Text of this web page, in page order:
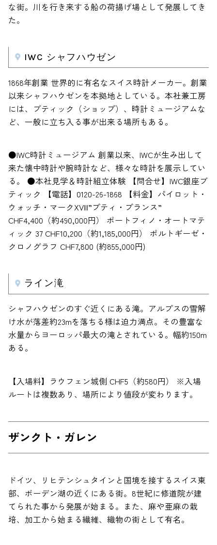
な街。川を行き来する船の荷揚げ場として発展してき
た。
IWC シャフハウゼン
1868年創業 世界的に有名なスイス時計メーカー。創業
以来シャフハウゼンを本拠地としている。本社兼工房
には、ブティック（ショップ）、時計ミュージアムな
ど、一般に立ち入る事が出来る場所もある。
●IWC時計ミュージアム 創業以来、IWCが生み出して
来た懐中時計や腕時計など、様々な時計を展示してい
る。 ●本社見学＆時計組立体験 【問合せ】IWC銀座ブ
ティック 【電話】0120-26-1868 【料金】パイロット・
ウォッチ・マークXVIII”プティ・プランス”
CHF4,400（約490,000円） ポートフィノ・オートマテ
ィック 37 CHF10,200（約1,185,000円） ポルトギーゼ・
クロノグラフ CHF7,800 (約855,000円)
ライン滝
シャフハウゼンのすぐ近くにある滝。アルプスの雪解
け水が落差約23mを落ちる様は迫力満点。その豊富な
水量からヨーロッパ最大の滝とされている。幅約150m
ある。
【入場料】ラウフェン城側 CHF5（約580円） ※入場
ルートは複数あり、場所により値段が変わります。
ザンクト・ガレン
ドイツ、リヒテンシュタインと国境を接するスイス東
部、ボーデン湖の近くにある街。8世紀に修道院が建
てられた事から発展が始まる。また、麻や亜麻の栽
培、加工から始まる繊維、織物の街として有名。